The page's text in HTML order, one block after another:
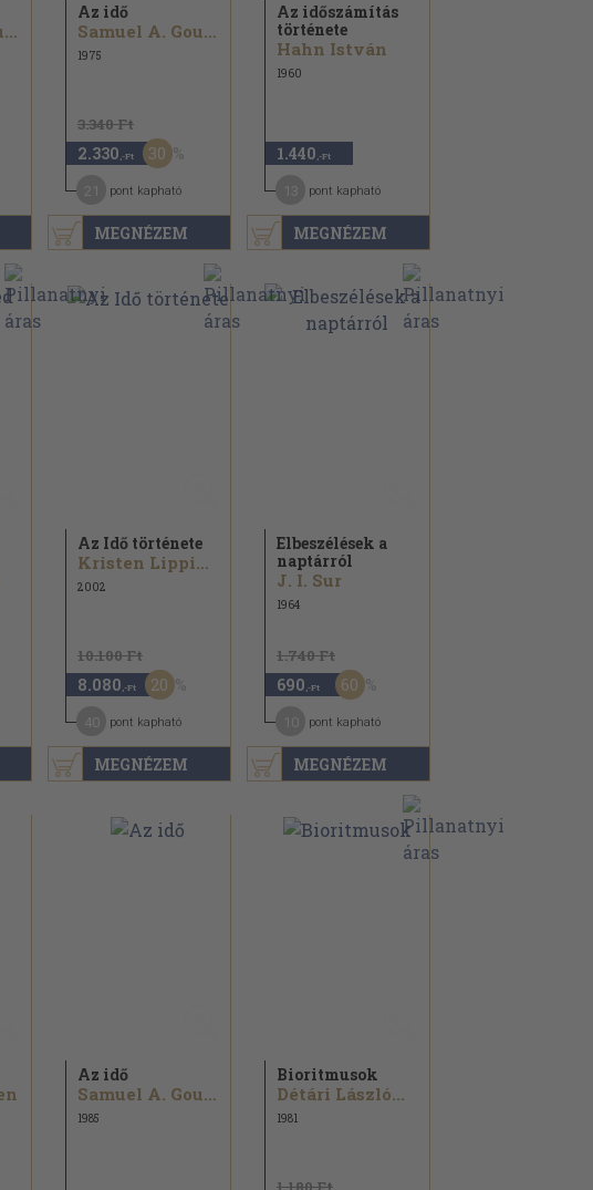
Samuel A. Goudsmit...
MEGNÉZEM
Az idő
Samuel A. Goudsmit...
1975
3.340 Ft
2.330 ,-Ft 30
pont kapható
MEGNÉZEM
Az időszámítás
története
Hahn István
1960
1.440 ,-Ft
pont kapható
MEGNÉZEM
Az Idő története
Kristen Lippincott...
2002
10.100 Ft
8.080 ,-Ft 20
pont kapható
MEGNÉZEM
Elbeszélések a
naptárról
J. I. Sur
1964
1.740 Ft
690 ,-Ft 60
pont kapható
Az idő
Samuel A. Goudsmit...
1985
Bioritmusok
Détári László...
1981